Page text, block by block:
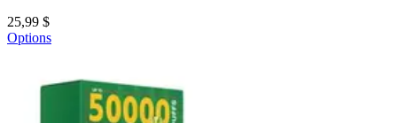
25,99 $
Options